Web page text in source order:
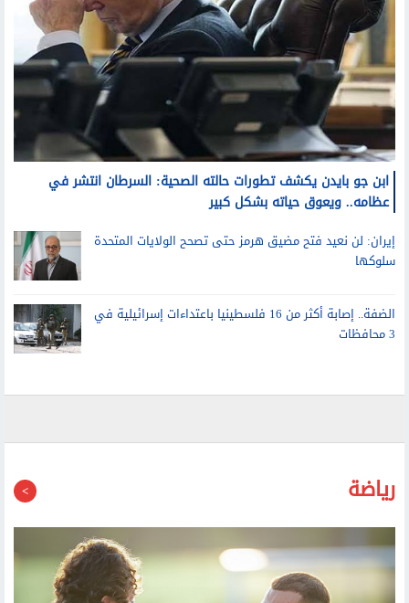
ابن جو بايدن يكشف تطورات حالته الصحية: السرطان انتشر في
عظامه.. ويعوق حياته بشكل كبير
إيران: لن نعيد فتح مضيق هرمز حتى تصحح الولايات المتحدة
سلوكها
الضفة.. إصابة أكثر من 16 فلسطينيا باعتداءات إسرائيلية في
3 محافظات
رياضة